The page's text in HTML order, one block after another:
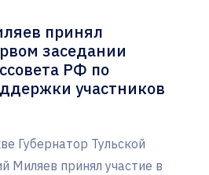
принял
заседании
РФ по
участников
Губернатор Тульской
Миляев принял участие в